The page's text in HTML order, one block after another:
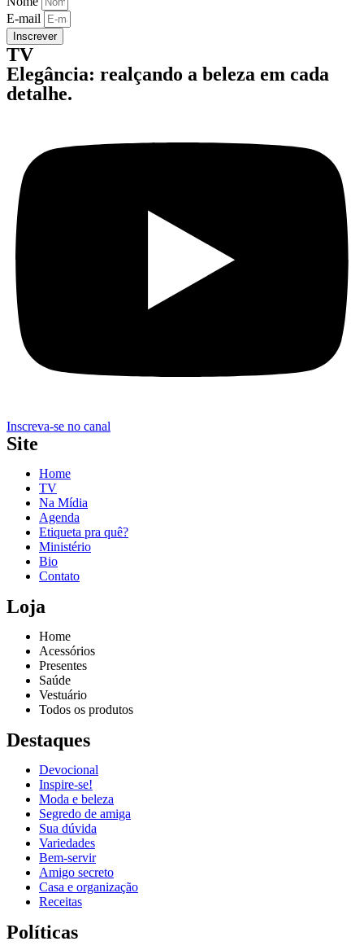
E-mail
Inscrever
TV
Elegância: realçando a beleza em cada
detalhe.
Inscreva-se no canal
Site
Home
TV
Na Mídia
Agenda
Etiqueta pra quê?
Ministério
Bio
Contato
Loja
Home
Acessórios
Presentes
Saúde
Vestuário
Todos os produtos
Destaques
Devocional
Inspire-se!
Moda e beleza
Segredo de amiga
Sua dúvida
Variedades
Bem-servir
Amigo secreto
Casa e organização
Receitas
Políticas